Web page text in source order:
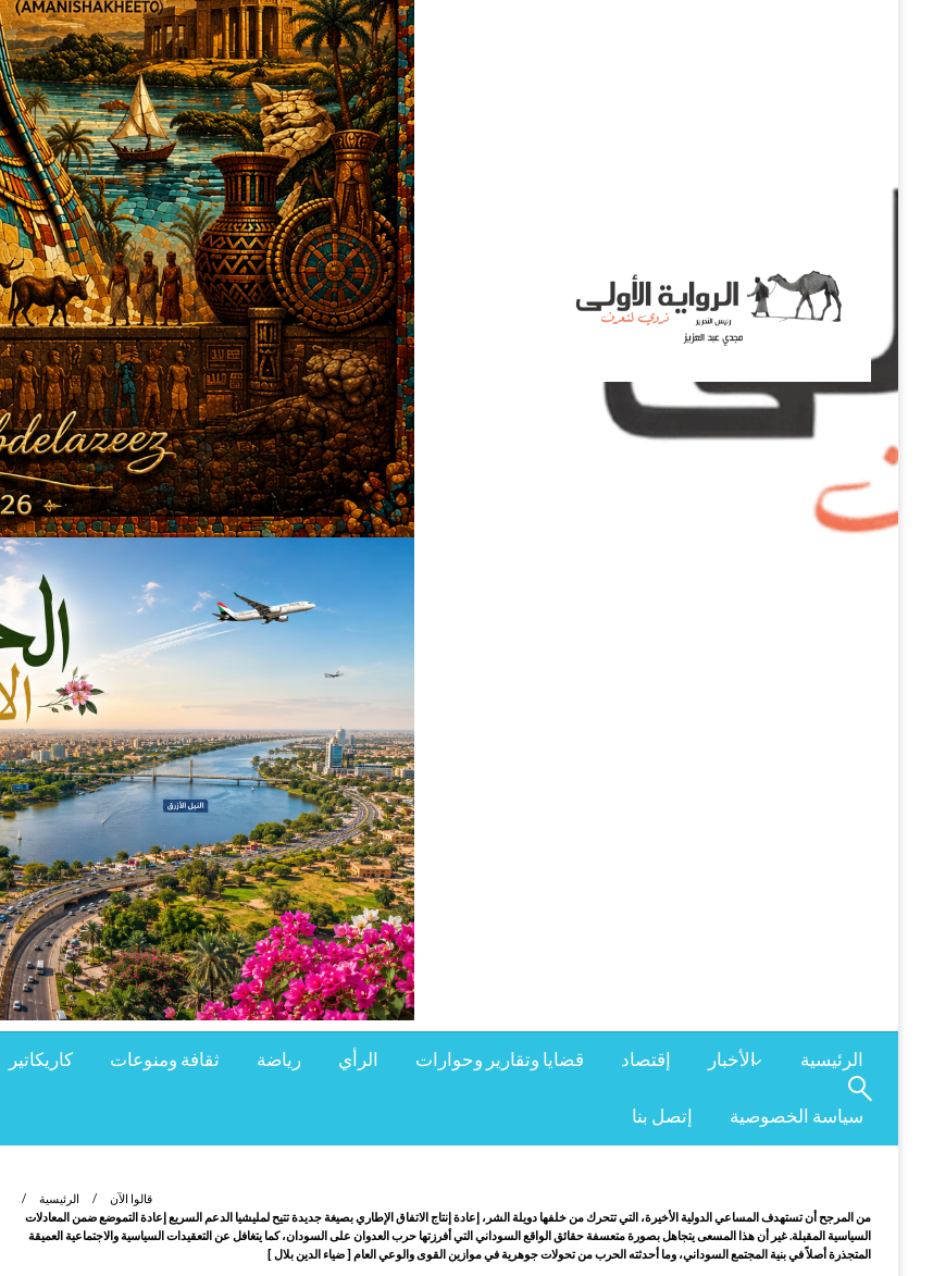
الرواية الأولى
نروي لتعرف
الرئيسية الأخبار إقتصاد قضايا وتقارير وحوارات الرأي رياضة ثقافة ومنوعات كاريكاتير
سياسة الخصوصية إتصل بنا
الرئيسية
قالوا الآن
من المرجح أن تستهدف المساعي الدولية الأخيرة، التي تتحرك من خلفها دويلة الشر، إعادة إنتاج الاتفاق الإطاري بصيغة جديدة تتيح لمليشيا الدعم السريع إعادة التموضع ضمن المعادلات
السياسية المقبلة. غير أن هذا المسعى يتجاهل بصورة متعسفة حقائق الواقع السوداني التي أفرزتها حرب العدوان على السودان، كما يتغافل عن التعقيدات السياسية والاجتماعية العميقة
المتجذرة أصلاً في بنية المجتمع السوداني، وما أحدثته الحرب من تحولات جوهرية في موازين القوى والوعي العام [ ضياء الدين بلال ]